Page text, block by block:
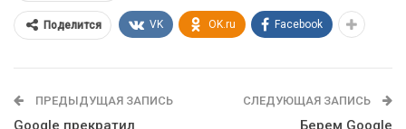
Поделится VK OK.ru Facebook
ПРЕДЫДУЩАЯ ЗАПИСЬ
Google прекратил
СЛЕДУЮЩАЯ ЗАПИСЬ
Берем Google